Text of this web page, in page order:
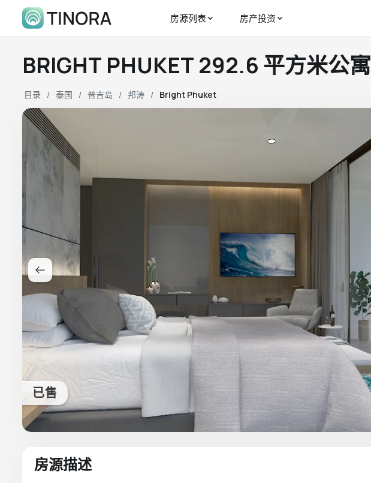
房源列表 房产投资
BRIGHT PHUKET 292.6 平方米公寓
目录 泰国 普吉岛 邦涛 Bright Phuket
已售
房源描述